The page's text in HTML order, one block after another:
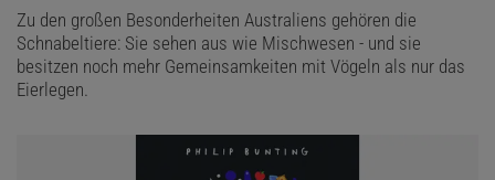
Zu den großen Besonderheiten Australiens gehören die
Schnabeltiere: Sie sehen aus wie Mischwesen - und sie
besitzen noch mehr Gemeinsamkeiten mit Vögeln als nur das
Eierlegen.